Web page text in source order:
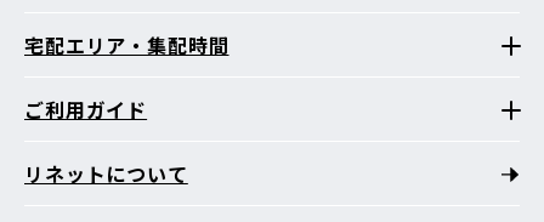
宅配エリア・集配時間
ご利用ガイド
リネットについて